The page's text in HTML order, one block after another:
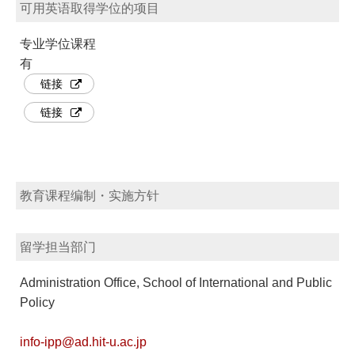
可用英语取得学位的项目
专业学位课程
有
链接
链接
教育课程编制・实施方针
留学担当部门
Administration Office, School of International and Public
Policy
info-ipp@ad.hit-u.ac.jp